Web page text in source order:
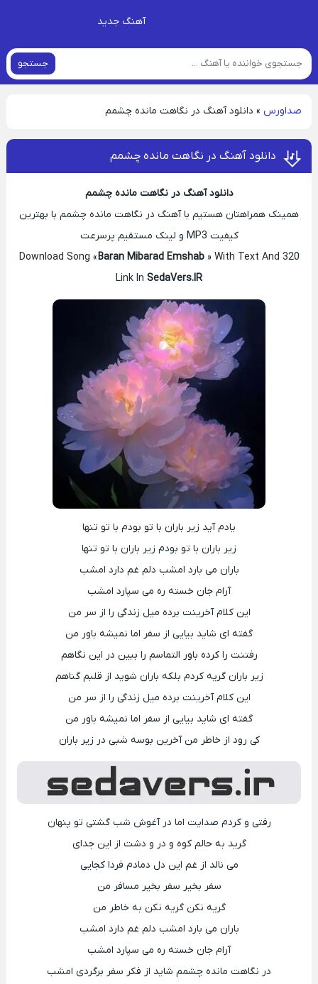
آهنگ جدید
جستجو
صداورس » دانلود آهنگ در نگاهت مانده چشمم
دانلود آهنگ در نگاهت مانده چشمم
دانلود آهنگ در نگاهت مانده چشمم
همینک همراهتان هستیم با آهنگ در نگاهت مانده چشمم با بهترین
کیفیت MP3 و لینک مستقیم پرسرعت
Download Song «Baran Mibarad Emshab» With Text And 320
Link In SedaVers.IR
یادم آید زیر باران با تو بودم با تو تنها
زیر باران با تو بودم زیر باران با تو تنها
باران می بارد امشب دلم غم دارد امشب
آرام جان خسته ره می سپارد امشب
این کلام آخرینت برده میل زندگی را از سر من
گفته ای شاید بیایی از سفر اما نمیشه باور من
رفتنت را کرده باور التماسم را ببین در این نگاهم
زیر باران گریه کردم بلکه باران شوید از قلبم گناهم
این کلام آخرینت برده میل زندگی را از سر من
گفته ای شاید بیایی از سفر اما نمیشه باور من
کی رود از خاطر من آخرین بوسه شبی در زیر باران
رفتی و کردم صدایت اما در آغوش شب گشتی تو پنهان
گرید به حالم کوه و در و دشت از این جدای
می نالد از غم این دل دمادم فردا کجایی
سفر بخیر سفر بخیر مسافر من
گریه نکن گریه نکن به خاطر من
باران می بارد امشب دلم غم دارد امشب
آرام جان خسته ره می سپارد امشب
در نگاهت مانده چشمم شاید از فکر سفر برگردی امشب